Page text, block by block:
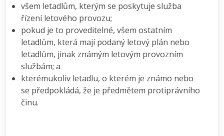
všem letadlům, kterým se poskytuje služba
řízení letového provozu;
pokud je to proveditelné, všem ostatním
letadlům, která mají podaný letový plán nebo
letadlům, jinak známým letovým provozním
službám; a
kterémukoliv letadlu, o kterém je známo nebo
se předpokládá, že je předmětem protiprávního
činu.